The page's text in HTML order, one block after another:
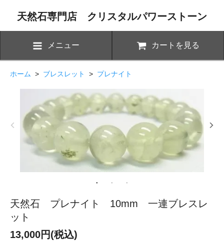
天然石専門店 クリスタルパワーストーン
メニュー カートを見る
ホーム > ブレスレット > プレナイト
天然石 プレナイト 10mm 一連ブレスレ
ット
13,000円(税込)